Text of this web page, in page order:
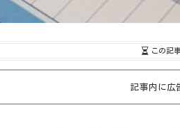
この記
記事内に広